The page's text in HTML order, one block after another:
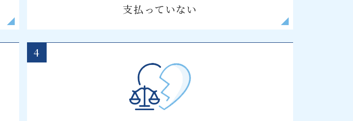
支払っていない
4